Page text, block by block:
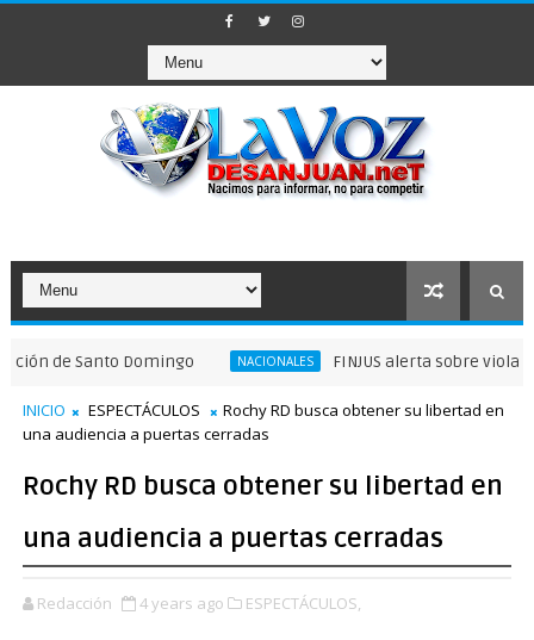
Santo Domingo NACIONALES FINJUS alerta sobre violaciones
INICIO ESPECTÁCULOS
Rochy RD busca obtener su libertad en
una audiencia a puertas cerradas
Rochy RD busca obtener su libertad en
una audiencia a puertas cerradas
Redacción 4 years ago ESPECTÁCULOS,